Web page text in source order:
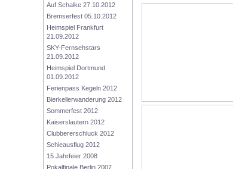
Auf Schalke 27.10.2012
Bremserfest 05.10.2012
Heimspiel Frankfurt
21.09.2012
SKY-Fernsehstars
21.09.2012
Heimspiel Dortmund
01.09.2012
Ferienpass Kegeln 2012
Bierkellerwanderung 2012
Sommerfest 2012
Kaiserslautern 2012
Clubbererschluck 2012
Schieausflug 2012
15 Jahrfeier 2008
Pokalfinale Berlin 2007